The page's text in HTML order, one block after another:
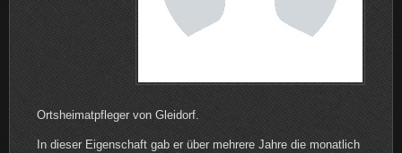
Ortsheimatpfleger von Gleidorf.
In dieser Eigenschaft gab er über mehrere Jahre die monatlich